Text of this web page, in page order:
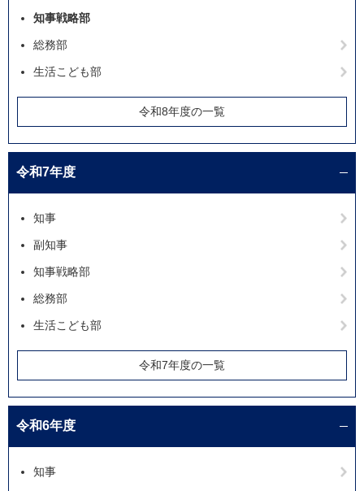
知事戦略部
総務部
生活こども部
令和8年度の一覧
令和7年度
知事
副知事
知事戦略部
総務部
生活こども部
令和7年度の一覧
令和6年度
知事